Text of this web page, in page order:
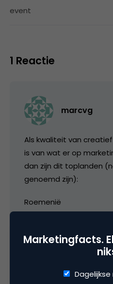
event
1 Reactie
marcvg
Als kwaliteit van
is van wat er op
dan zijn dit toplanden
genoemd zijn):
Roemenië
Marketingfacts.